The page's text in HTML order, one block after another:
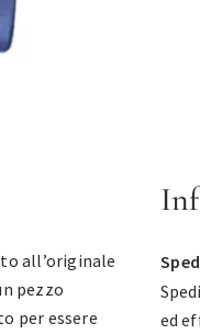
all’originale
pezzo
per essere
ed